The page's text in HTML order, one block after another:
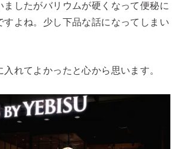
ましたがバリウムが硬くなって便秘に
すよね。少し下品な話になってしまい
れてよかったと心から思います。